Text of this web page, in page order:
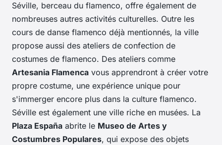
Séville, berceau du flamenco, offre également de
nombreuses autres activités culturelles. Outre les
cours de danse flamenco déjà mentionnés, la ville
propose aussi des ateliers de confection de
costumes de flamenco. Des ateliers comme
Artesania Flamenca vous apprendront à créer votre
propre costume, une expérience unique pour
s'immerger encore plus dans la culture flamenco.
Séville est également une ville riche en musées. La
Plaza España abrite le Museo de Artes y
Costumbres Populares, qui expose des objets